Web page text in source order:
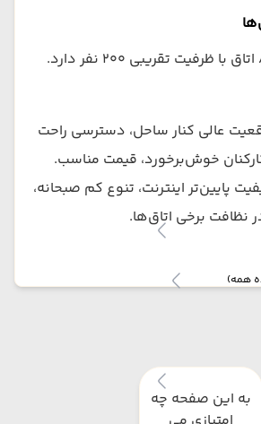
همه)
عالی کنار ساحل، دسترسی راحت
خوش‌برخورد، قیمت مناسب.
پایین‌تر اینترنت، تنوع کم صبحانه،
نظافت برخی اتاق‌ها.
به این صفحه چه